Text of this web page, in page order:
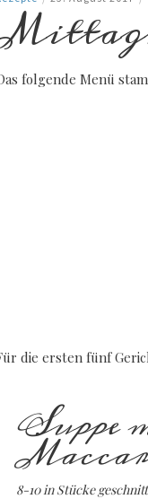
folgende Menü
die ersten fünf
Suppe
8-10 in Stücke